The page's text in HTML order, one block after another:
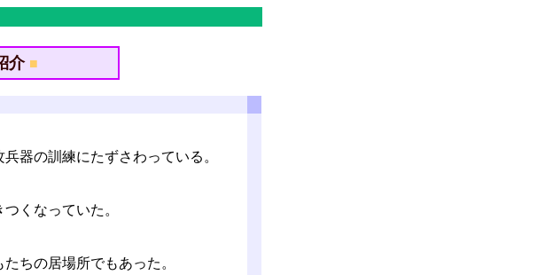
介 ■
器の訓練にたずさわっている。
くなっていた。
ちの居場所でもあった。